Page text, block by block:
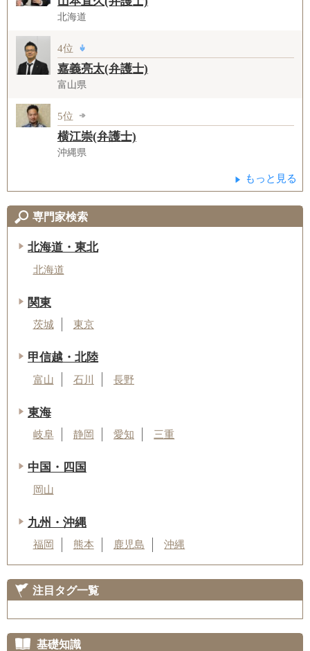
北海道
4位
嘉義亮太(弁護士)
富山県
5位
横江崇(弁護士)
沖縄県
もっと見る
専門家検索
北海道・東北
北海道
関東
茨城 東京
甲信越・北陸
富山 石川 長野
東海
岐阜 静岡 愛知 三重
中国・四国
岡山
九州・沖縄
福岡 熊本 鹿児島 沖縄
注目タグ一覧
基礎知識